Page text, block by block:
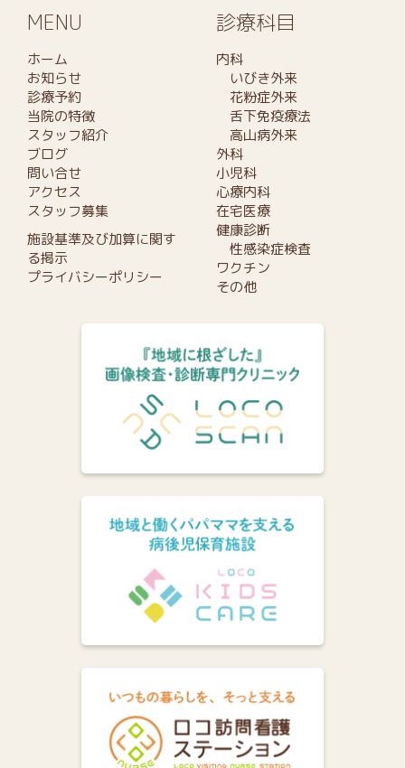
MENU
ホーム
お知らせ
診療予約
当院の特徴
スタッフ紹介
ブログ
問い合せ
アクセス
スタッフ募集
施設基準及び加算に関す
る掲示
プライバシーポリシー
診療科目
内科
いびき外来
花粉症外来
舌下免疫療法
高山病外来
外科
小児科
心療内科
在宅医療
健康診断
性感染症検査
ワクチン
その他